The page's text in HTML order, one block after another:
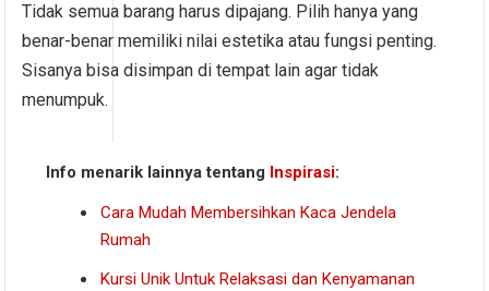
Tidak semua barang harus dipajang. Pilih hanya yang
benar-benar memiliki nilai estetika atau fungsi penting.
Sisanya bisa disimpan di tempat lain agar tidak
menumpuk.
Info menarik lainnya tentang Inspirasi:
Cara Mudah Membersihkan Kaca Jendela
Rumah
Kursi Unik Untuk Relaksasi dan Kenyamanan